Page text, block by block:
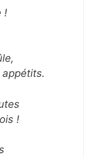
!
!